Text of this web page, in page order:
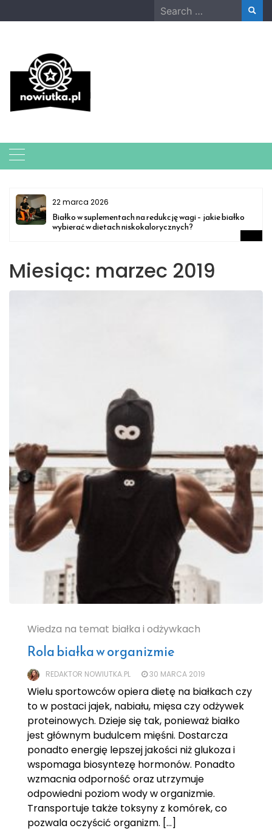
to
Search
for:
22 marca 2026
Białko w suplementach na redukcję wagi – jakie białko
wybierać w dietach niskokalorycznych?
Miesiąc: marzec 2019
Wiedza na temat białka i odżywkach
Rola białka w organizmie
REDAKTOR NOWIUTKA.PL 30 MARCA 2019
Wielu sportowców opiera dietę na białkach czy
to w postaci jajek, nabiału, mięsa czy odżywek
proteinowych. Dzieje się tak, ponieważ białko
jest głównym budulcem mięśni. Dostarcza
ponadto energię lepszej jakości niż glukoza i
wspomaga biosyntezę hormonów. Ponadto
wzmacnia odporność oraz utrzymuje
odpowiedni poziom wody w organizmie.
Transportuje także toksyny z komórek, co
pozwala oczyścić organizm. […]